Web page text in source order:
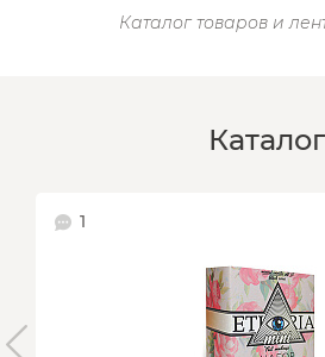
Каталог товаров и
Каталог
1